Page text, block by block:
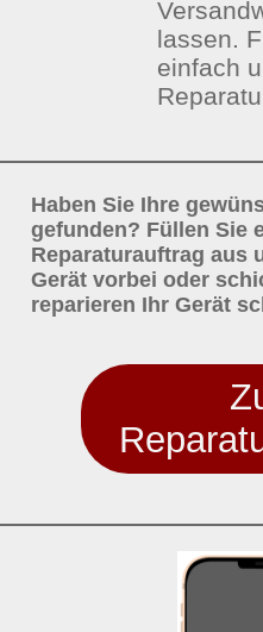
lassen.
einfach
Haben Sie Ihre
gefunden? Füllen Sie
Reparaturauftrag aus
Gerät vorbei oder
reparieren Ihr Gerät